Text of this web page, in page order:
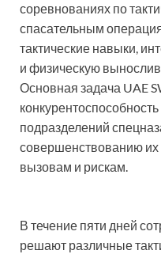
соревнованиях по
спасательным
тактические навыки,
и физическую
Основная задача UAE
подразделений
совершенствованию
вызовам и рискам.
В течение пяти дней
решают различные